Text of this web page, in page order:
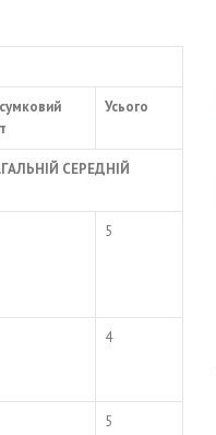
Усього
СЕРЕДНІЙ
5
4
5